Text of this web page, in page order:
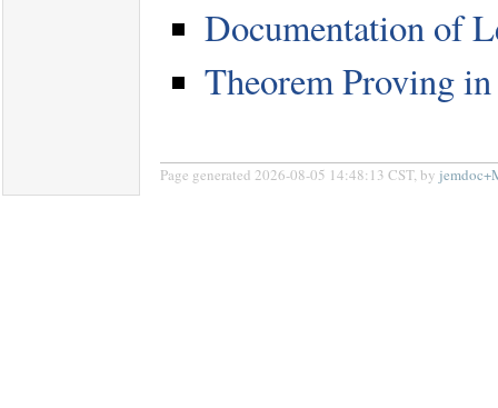
Documentation of
Theorem Proving
Page generated 2026-08-05 14:48:13 CST, by